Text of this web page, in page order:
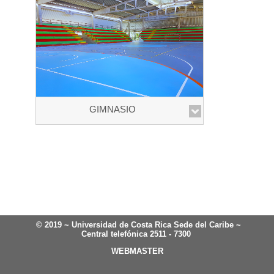
GIMNASIO
© 2019 ~ Universidad de Costa Rica Sede del Caribe ~
Central telefónica 2511 - 7300
WEBMASTER